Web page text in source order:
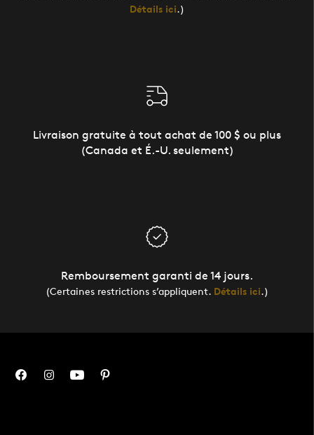
Détails ici.)
Livraison gratuite à tout achat de 100 $ ou plus
(Canada et É.-U. seulement)
Remboursement garanti de 14 jours.
(Certaines restrictions s’appliquent. Détails ici.)